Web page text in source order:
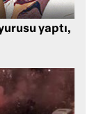
yaptı,